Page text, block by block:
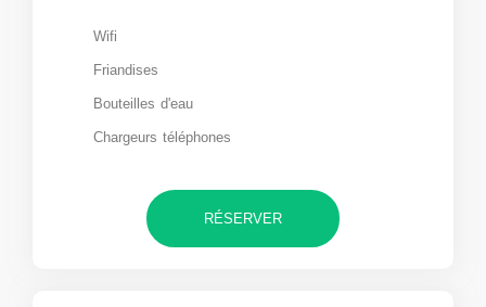
Wifi
Friandises
Bouteilles d'eau
Chargeurs téléphones
RÉSERVER